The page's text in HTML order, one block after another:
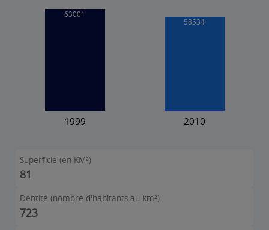
Superficie (en KM²)
81
Dentité (nombre d'habitants au km²)
723